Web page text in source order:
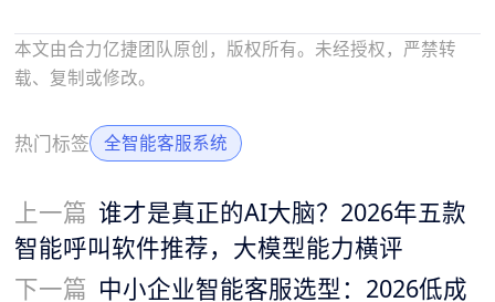
本文由合力亿捷团队原创，版权所有。未经授权，严禁转
载、复制或修改。
热门标签 全智能客服系统
上一篇 谁才是真正的AI大脑？2026年五款
智能呼叫软件推荐，大模型能力横评
下一篇 中小企业智能客服选型：2026低成